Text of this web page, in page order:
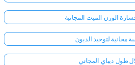
الوزن الميت المجانية
مجانية لتوحيد الديون
طول ديباي المجاني